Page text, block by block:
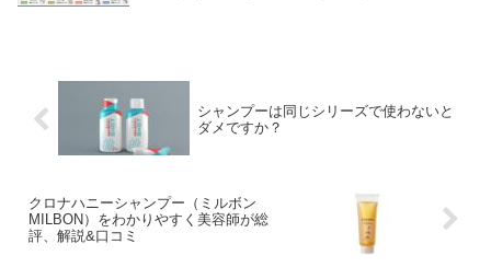
シャンプーは同じシリーズで使わないと
ダメですか？
クロナハニーシャンプー（ミルボン
MILBON）をわかりやすく美容師が総
評、解説&口コミ